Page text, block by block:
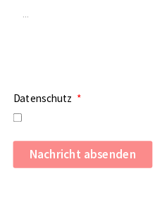
Datenschutz
Nachricht absenden